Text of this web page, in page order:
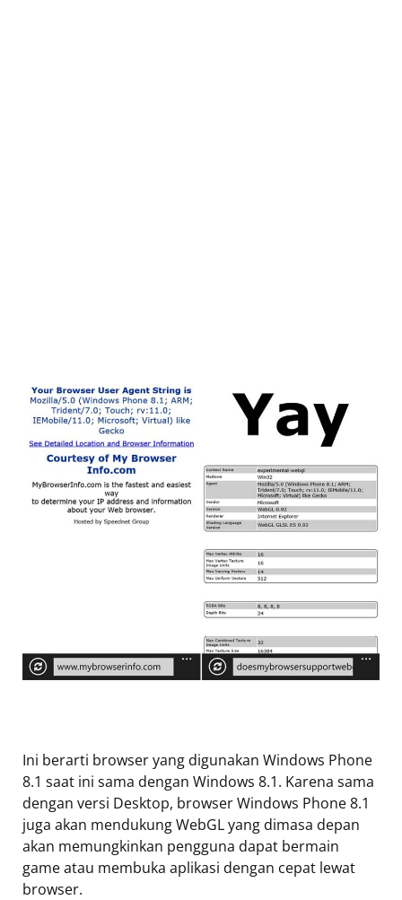
Ini berarti browser yang digunakan Windows Phone
8.1 saat ini sama dengan Windows 8.1. Karena sama
dengan versi Desktop, browser Windows Phone 8.1
juga akan mendukung WebGL yang dimasa depan
akan memungkinkan pengguna dapat bermain
game atau membuka aplikasi dengan cepat lewat
browser.